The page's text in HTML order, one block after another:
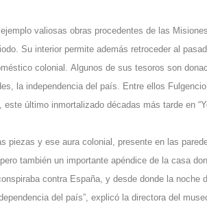
valiosas obras procedentes de las
Su interior permite además retroceder al
colonial. Algunos de sus tesoros son
la independencia del país. Entre ellos
este último inmortalizado décadas más tarde en
piezas y ese aura colonial, presente en las
también un importante apéndice de la casa
contra España, y desde donde la
del país”, explicó la directora del